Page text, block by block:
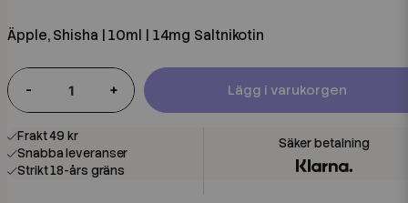
Äpple, Shisha | 10ml | 14mg Saltnikotin
- + Lägg i varukorgen
Frakt 49 kr
Snabba leveranser
Strikt 18-års gräns